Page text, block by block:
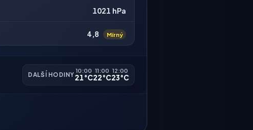
1021 hPa
4,8 Mírný
DALŠÍ HODINY
10:00
21°C
11:00
22°C
12:00
23°C